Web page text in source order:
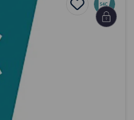
Add to
Add to
Studies